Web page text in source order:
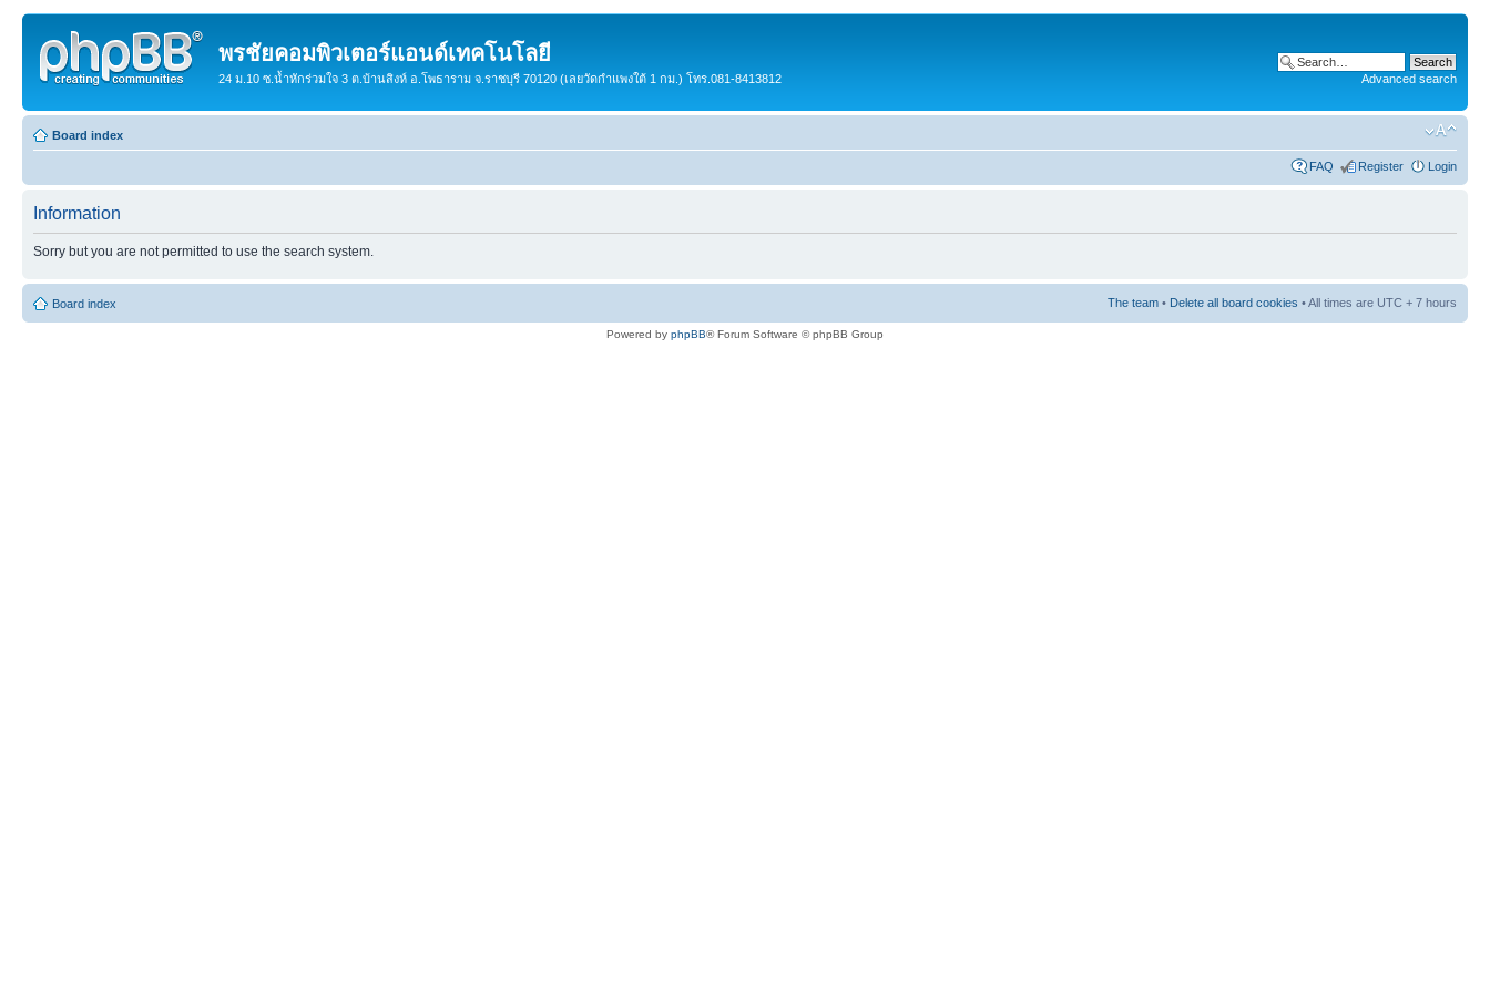
พรชัยคอมพิวเตอร์แอนด์เทคโนโลยี
24 ม.10 ซ.น้ำหักร่วมใจ 3 ต.บ้านสิงห์ อ.โพธาราม จ.ราชบุรี 70120 (เลยวัดกำแพงใต้ 1 กม.) โทร.081-8413812 Advanced search
Board index
FAQ Register Login
Information
Sorry but you are not permitted to use the search system.
Board index The team • Delete all board cookies • All times are UTC + 7 hours
Powered by phpBB® Forum Software © phpBB Group